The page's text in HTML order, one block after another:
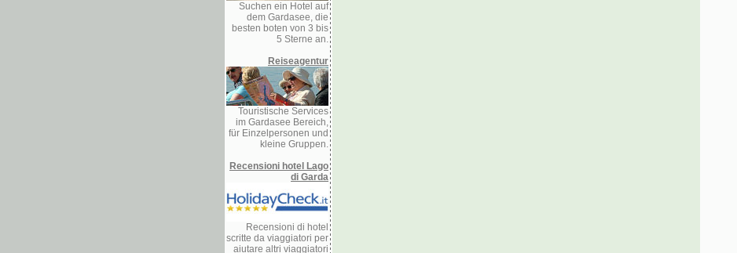
Suchen ein Hotel auf
dem Gardasee, die
besten boten von 3 bis
5 Sterne an.
Reiseagentur
Touristische Services
im Gardasee Bereich,
für Einzelpersonen und
kleine Gruppen.
Recensioni hotel Lago
di Garda
Recensioni di hotel
scritte da viaggiatori per
aiutare altri viaggiatori